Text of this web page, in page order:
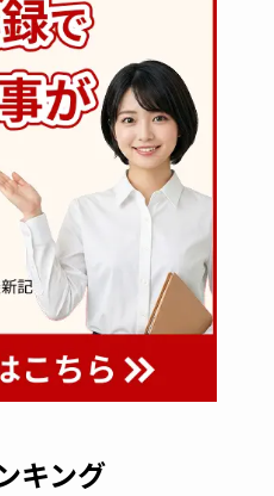
キング